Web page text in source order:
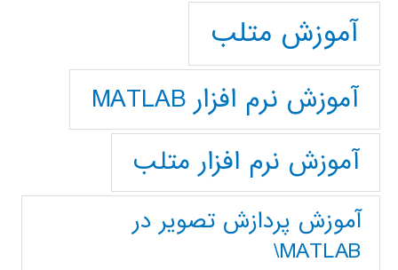
آموزش متلب
آموزش نرم افزار MATLAB
آموزش نرم افزار متلب
آموزش پردازش تصوير در
MATLAB\